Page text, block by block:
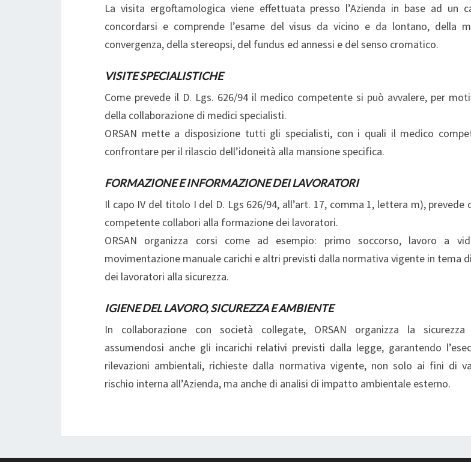
La visita ergoftamologica viene effettuata presso l’Azienda in base ad un
concordarsi e comprende l’esame del visus da vicino e da lontano, della
convergenza, della stereopsi, del fundus ed annessi e del senso cromatico.
VISITE SPECIALISTICHE
Come prevede il D. Lgs. 626/94 il medico competente si può avvalere, per
della collaborazione di medici specialisti.
ORSAN mette a disposizione tutti gli specialisti, con i quali il medico
confrontare per il rilascio dell’idoneità alla mansione specifica.
FORMAZIONE E INFORMAZIONE DEI LAVORATORI
Il capo IV del titolo I del D. Lgs 626/94, all’art. 17, comma 1, lettera m), prevede
competente collabori alla formazione dei lavoratori.
ORSAN organizza corsi come ad esempio: primo soccorso, lavoro a
movimentazione manuale carichi e altri previsti dalla normativa vigente in tema
dei lavoratori alla sicurezza.
IGIENE DEL LAVORO, SICUREZZA E AMBIENTE
In collaborazione con società collegate, ORSAN organizza la sicurezza
assumendosi anche gli incarichi relativi previsti dalla legge, garantendo
rilevazioni ambientali, richieste dalla normativa vigente, non solo ai fini di
rischio interna all’Azienda, ma anche di analisi di impatto ambientale esterno.